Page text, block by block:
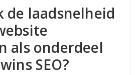
de laadsnelheid
als onderdeel
SEO?